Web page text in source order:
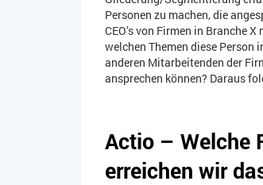
Personen zu machen, die
CEO’s von Firmen in Branche
welchen Themen diese Person
anderen Mitarbeitenden der
ansprechen können? Daraus
Actio – Welche
erreichen wir